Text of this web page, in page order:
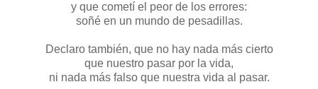
y que cometí el peor de los errores:
soñé en un mundo de pesadillas.
Declaro también, que no hay nada más cierto
que nuestro pasar por la vida,
ni nada más falso que nuestra vida al pasar.